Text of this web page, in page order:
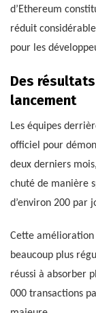
d’Ethereum
réduit
pour les
Des
lancement
Les équipes
officiel pour
deux derniers
chuté de manière
d’environ 200 par
Cette amélioration
beaucoup plus
réussi à absorber
000 transactions